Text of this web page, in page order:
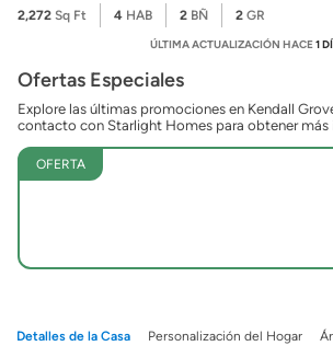
2,272 Sq Ft 4 HAB 2 BÑ 2 GR
ÚLTIMA ACTUALIZACIÓN HACE1
Ofertas Especiales
Explore las últimas promociones en Kendall
contacto con Starlight Homes para obtener más
OFERTA
Detalles de la Casa Personalización del Hogar